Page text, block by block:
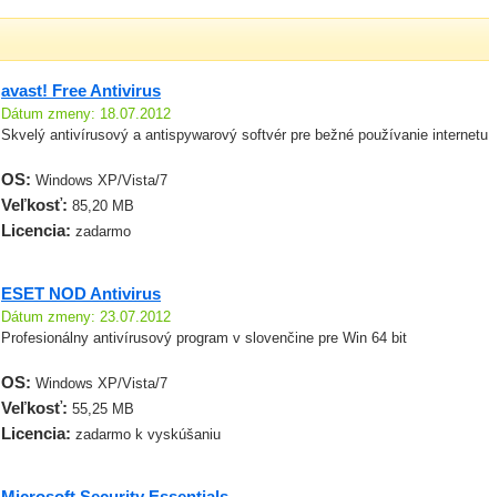
avast! Free Antivirus
Dátum zmeny: 18.07.2012
Skvelý antivírusový a antispywarový softvér pre bežné používanie internetu
OS: Windows XP/Vista/7
Veľkosť: 85,20 MB
Licencia: zadarmo
ESET NOD Antivirus
Dátum zmeny: 23.07.2012
Profesionálny antivírusový program v slovenčine pre Win 64 bit
OS: Windows XP/Vista/7
Veľkosť: 55,25 MB
Licencia: zadarmo k vyskúšaniu